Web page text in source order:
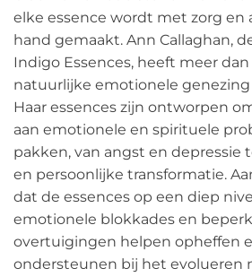
elke essence wordt met zorg en
hand gemaakt. Ann Callaghan,
Indigo Essences, heeft meer
natuurlijke emotionele
Haar essences zijn ontworpen
aan emotionele en spirituele
pakken, van angst en depressie
en persoonlijke transformatie.
dat de essences op een diep
emotionele blokkades en
overtuigingen helpen opheffen
ondersteunen bij het evolueren